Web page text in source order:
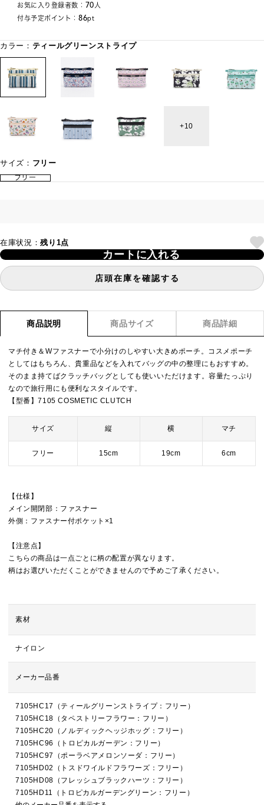
お気に入り登録者数： 70人
付与予定ポイント： 86pt
カラー： ティールグリーンストライプ
10
サイズ： フリー
フリー
在庫状況：残り1点
カートに入れる
店頭在庫を確認する
商品説明 商品サイズ 商品詳細
マチ付き＆Wファスナーで小分けのしやすい大きめポーチ。コスメポーチ
としてはもちろん、貴重品などを入れてバッグの中の整理にもおすすめ。
そのまま持てばクラッチバッグとしても使いいただけます。容量たっぷり
なので旅行用にも便利なスタイルです。
【型番】7105 COSMETIC CLUTCH
サイズ 縦 横 マチ
フリー 15cm 19cm 6cm
【仕様】
メイン開閉部：ファスナー
外側：ファスナー付ポケット×1
【注意点】
こちらの商品は一点ごとに柄の配置が異なります。
柄はお選びいただくことができませんので予めご了承ください。
素材
ナイロン
メーカー品番
7105HC17（ティールグリーンストライプ：フリー）
7105HC18（タペストリーフラワー：フリー）
7105HC20（ノルディックヘッジホッグ：フリー）
7105HC96（トロピカルガーデン：フリー）
7105HC97（ポーラベアメロンソーダ：フリー）
7105HD02（トスドワイルドフラワーズ：フリー）
7105HD08（フレッシュブラックハーツ：フリー）
7105HD11（トロピカルガーデングリーン：フリー）